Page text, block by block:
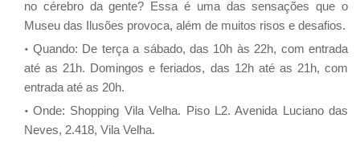
no cérebro da gente? Essa é uma das sensações que o
Museu das Ilusões provoca, além de muitos risos e desafios.
Quando: De terça a sábado, das 10h às 22h, com entrada
até as 21h. Domingos e feriados, das 12h até as 21h, com
entrada até as 20h.
Onde: Shopping Vila Velha. Piso L2. Avenida Luciano das
Neves, 2.418, Vila Velha.